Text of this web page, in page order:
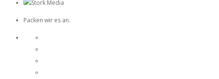
Packen wir es an.